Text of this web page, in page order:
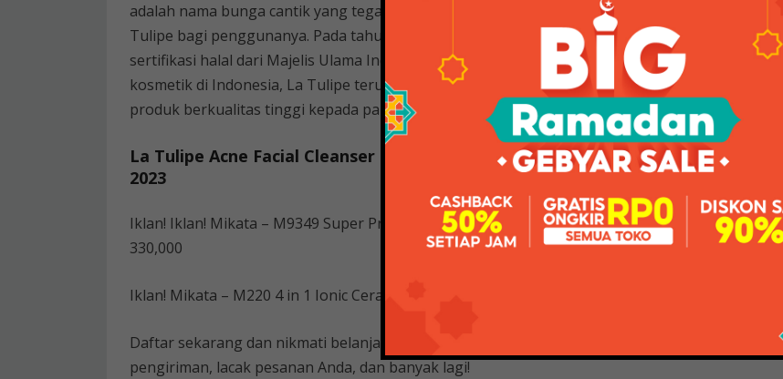
adalah nama bunga cantik yang tegak (tegas) dan tidak mudah layu (keriput), seperti harapan La
Tulipe bagi penggunanya. Pada tahun 2009, produk La Tulipe Cosmetiques juga mendapatkan
sertifikasi halal dari Majelis Ulama Indonesia (MUI). Dengan visi untuk menjadi pemimpin pasar
kosmetik di Indonesia, La Tulipe terus berupaya untuk mengembangkan dan menyediakan
produk berkualitas tinggi kepada para pelanggannya.
La Tulipe Acne Facial Cleanser Harga & Review / Ulasan Terbaik Di Indonesia
2023
Iklan! Iklan! Mikata – M9349 Super Pro Lurus & Curl Rambut Lurus – Hitam… (1) IDR 415,000 IDR
330,000
Iklan! Mikata – M220 4 in 1 Ionic Ceramic Hot Brush – Biru (0) IDR 435,000 IDR 400,000
Daftar sekarang dan nikmati belanja mudah dengan checkout cepat, simpan beberapa alamat
pengiriman, lacak pesanan Anda, dan banyak lagi!